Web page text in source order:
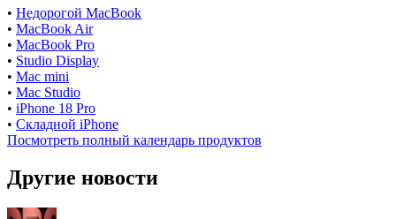
• Недорогой MacBook
• MacBook Air
• MacBook Pro
• Studio Display
• Mac mini
• Mac Studio
• iPhone 18 Pro
• Складной iPhone
Посмотреть полный календарь продуктов
Другие новости